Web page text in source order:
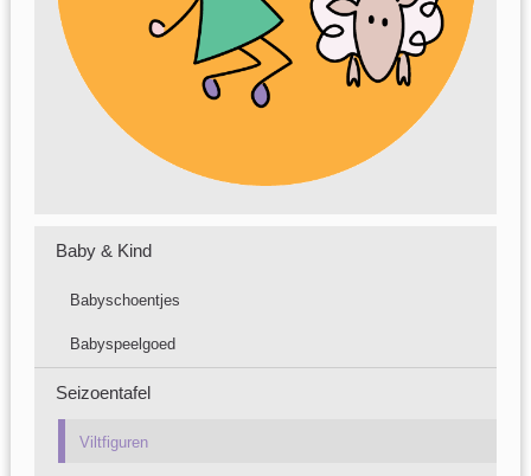
Baby & Kind
Babyschoentjes
Babyspeelgoed
Seizoentafel
Viltfiguren